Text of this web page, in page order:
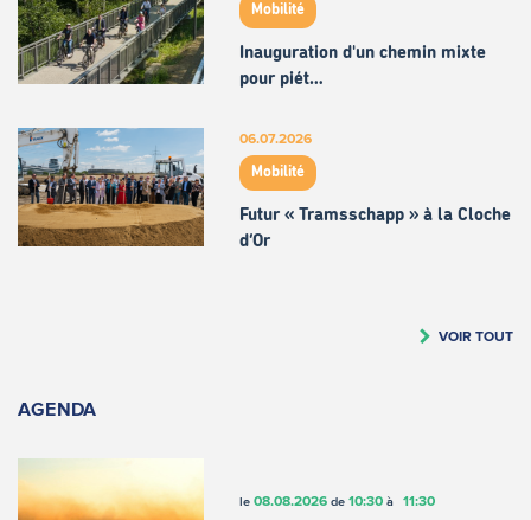
Mobilité
Inauguration d'un chemin mixte
pour piét…
06.07.2026
Mobilité
Futur « Tramsschapp » à la Cloche
d’Or
VOIR TOUT
AGENDA
le 08.08.2026de 10:30à 11:30